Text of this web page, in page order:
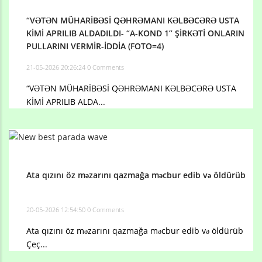
“VƏTƏN MÜHARİBƏSİ QƏHRƏMANI KƏLBƏCƏRƏ USTA
KİMİ APRILIB ALDADILDI- “A-KOND 1” ŞİRKƏTİ ONLARIN
PULLARINI VERMİR-İDDİA (FOTO=4)
21-05-2026 20:26:24 0 Comments
“VƏTƏN MÜHARİBƏSİ QƏHRƏMANI KƏLBƏCƏRƏ USTA
KİMİ APRILIB ALDA...
Ata qızını öz məzarını qazmağa məcbur edib və öldürüb
20-05-2026 12:54:50 0 Comments
Ata qızını öz məzarını qazmağa məcbur edib və öldürüb
Çeç...